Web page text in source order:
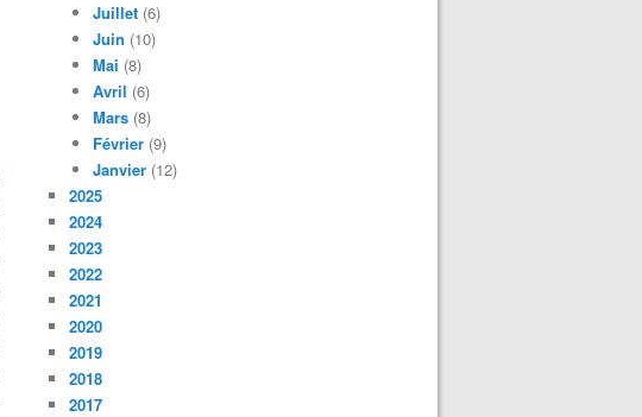
Juillet (6)
Juin (10)
Mai (8)
Avril (6)
Mars (8)
Février (9)
Janvier (12)
2025
2024
2023
2022
2021
2020
2019
2018
2017